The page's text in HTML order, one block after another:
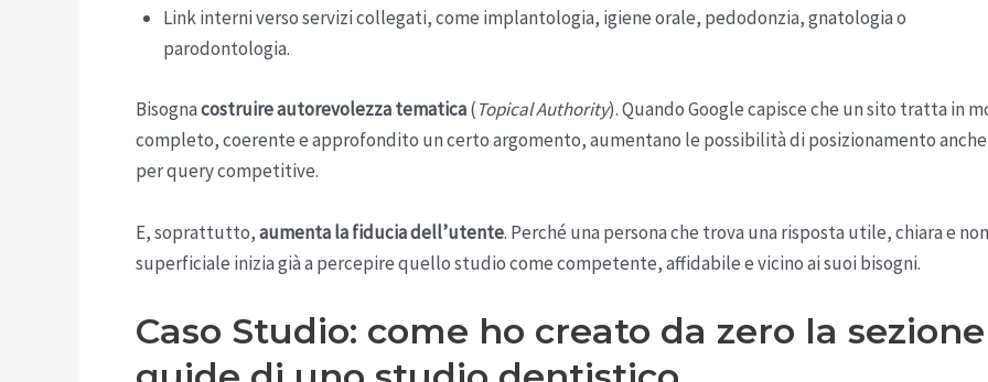
Link interni verso servizi collegati, come implantologia, igiene orale, pedodonzia, gnatologia o
parodontologia.
Bisognacostruire autorevolezza tematica(Topical Authority). Quando Google capisce che un sito tratta in
completo, coerente e approfondito un certo argomento, aumentano le possibilità di posizionamento anche
per query competitive.
E, soprattutto,aumenta la fiducia dell’utente. Perché una persona che trova una risposta utile, chiara e non
superficiale inizia già a percepire quello studio come competente, affidabile e vicino ai suoi bisogni.
Caso Studio: come ho creato da zero la sezione